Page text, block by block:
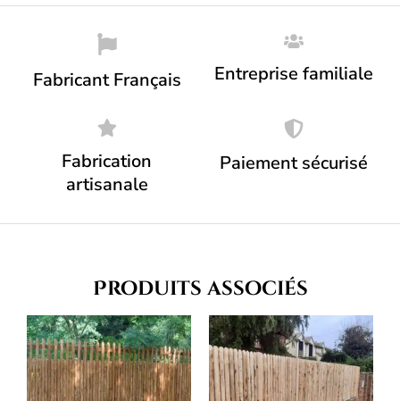
Fabricant Français Entreprise familiale
Fabrication
artisanale
Paiement sécurisé
Produits associés